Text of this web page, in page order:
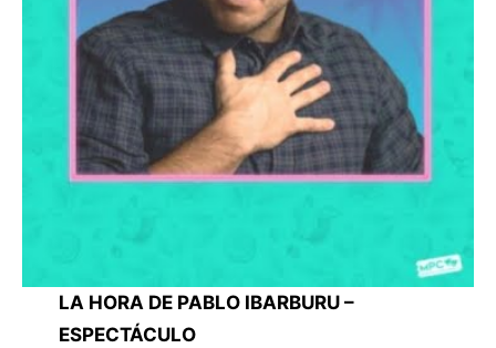
LA HORA DE PABLO IBARBURU –
ESPECTÁCULO